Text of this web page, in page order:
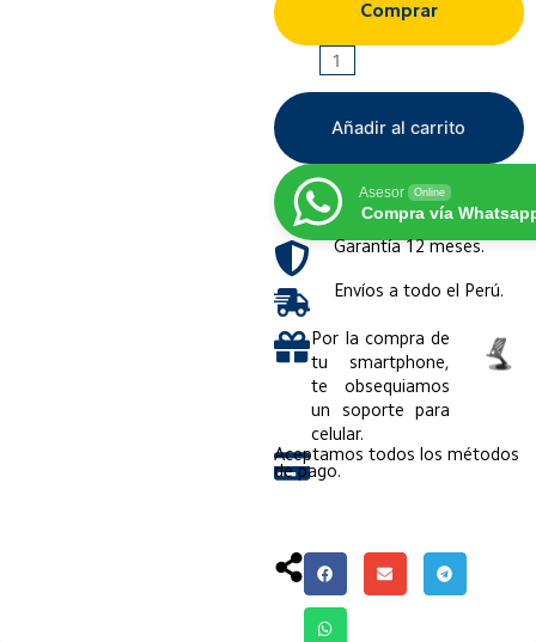
Comprar
IPHONE
PRO
MAX
1TB
cantidad
Añadir al carrito
Asesor Online
Compra vía
Garantía 12 meses.
Envíos a todo el Perú.
Por la compra de
tu smartphone,
te obsequiamos
un soporte para
celular.
Aceptamos todos los métodos
de pago.